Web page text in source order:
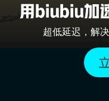
超低延迟，解